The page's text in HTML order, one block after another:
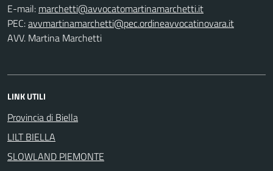
E-mail:
PEC:
AVV. Martina Marchetti
LINK UTILI
Provincia di Biella
LILT BIELLA
SLOWLAND PIEMONTE